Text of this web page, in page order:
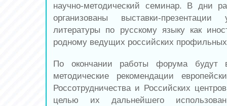
научно-методический семинар. В дни
организованы выставки-презентации
литературы по русскому языку как
родному ведущих российских профильных
По окончании работы форума будут
методические рекомендации
Россотрудничества и Российских
целью их дальнейшего